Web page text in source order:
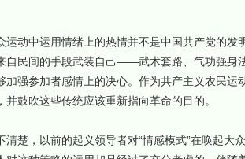
中运用情绪上的热情并不是中国共产党的发
自民间的手段武装自己——武术套路、气功强身
强参加者感情上的决心。作为共产主义农民运
并鼓吹这些传统应该重新指向革命的目的。
，以前的起义领导者对“情感模式”在唤起大